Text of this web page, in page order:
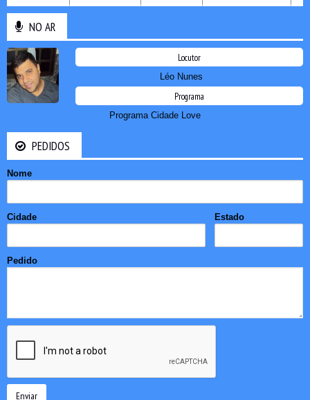
NO AR
Locutor
Léo Nunes
Programa
Programa Cidade Love
PEDIDOS
Nome
Cidade Estado
Pedido
Enviar